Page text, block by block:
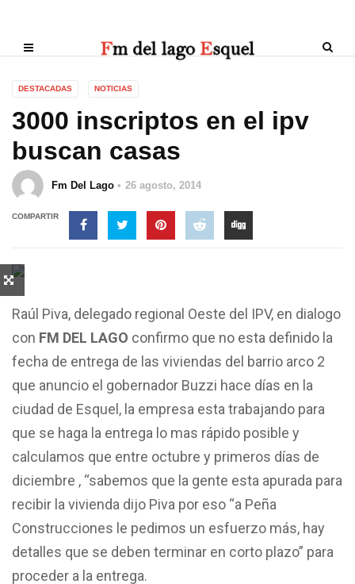
DESTACADAS NOTICIAS
3000 inscriptos en el ipv
buscan casas
Fm Del Lago 26 agosto, 2014
COMPARTIR
Raúl Piva, delegado regional Oeste del IPV, en dialogo
con FM DEL LAGO confirmo que no esta definido la
fecha de entrega de las viviendas del barrio arco 2
que anuncio el gobernador Buzzi hace días en la
ciudad de Esquel, la empresa esta trabajando para
que se haga la entrega lo mas rápido posible y
calculamos que entre octubre y primeros días de
diciembre , “sabemos que la gente esta apurada para
recibir la vivienda dijo Piva por eso “a Peña
Construcciones le pedimos un esfuerzo más, hay
detalles que se deben terminar en corto plazo” para
proceder a la entrega.